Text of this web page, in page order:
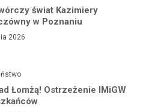
świat Kazimiery
w Poznaniu
2026
Łomżą! Ostrzeżenie IMiGW